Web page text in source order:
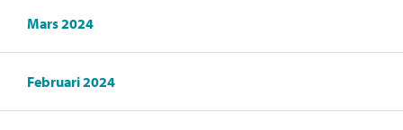
Mars 2024
Februari 2024